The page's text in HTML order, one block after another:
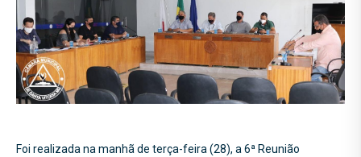
Foi realizada na manhã de terça-feira (28), a 6ª Reunião